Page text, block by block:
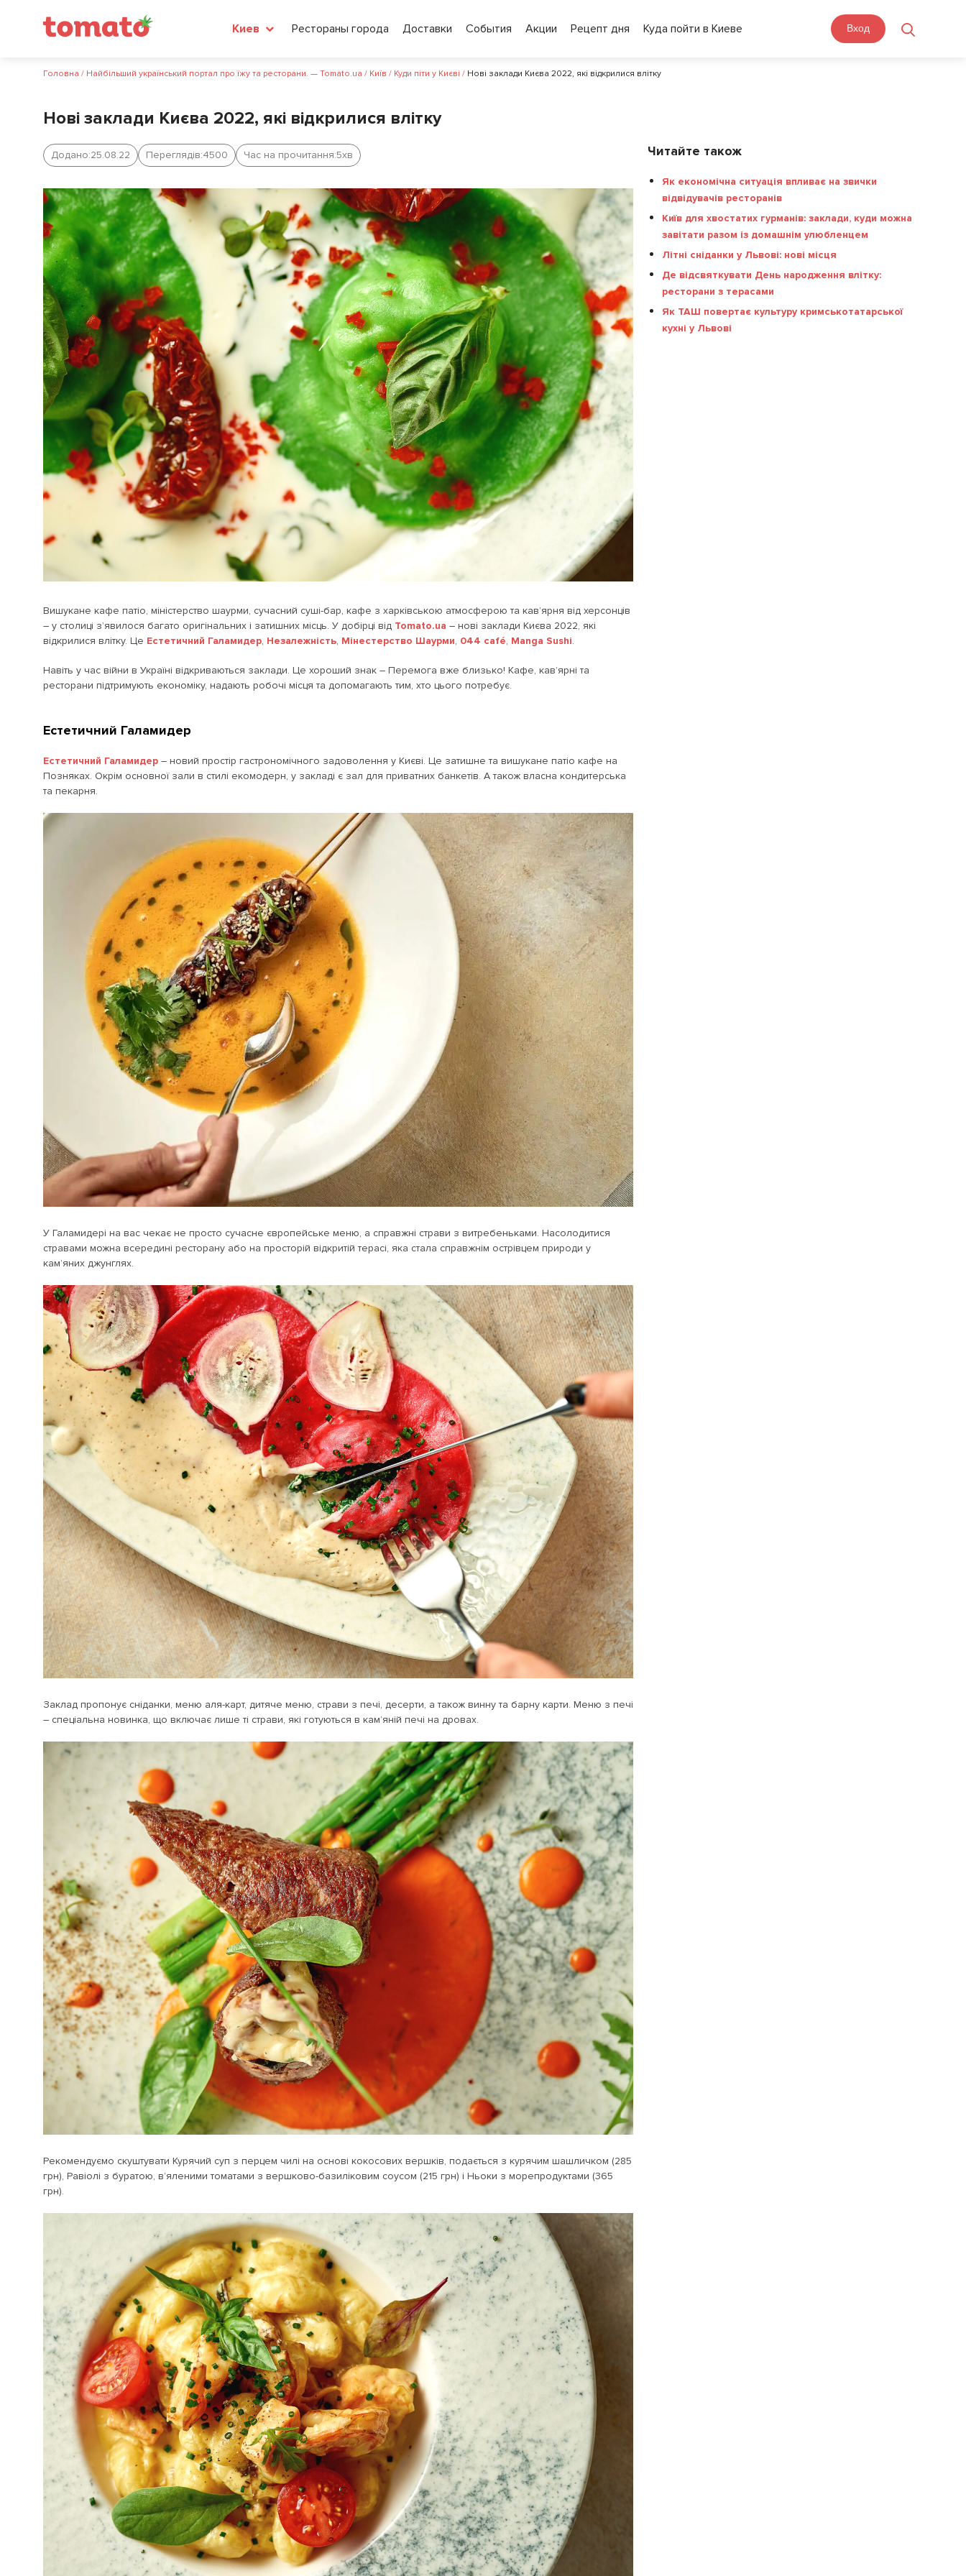
Киев Рестораны города Доставки События Акции Рецепт дня Куда пойти в Киеве Вход
Головна / Найбільший український портал про їжу та ресторани. — Tomato.ua / Київ / Куди піти у Києві / Нові заклади Києва 2022, які відкрилися влітку
Нові заклади Києва 2022, які відкрилися влітку
Додано:25.08.22 Переглядів:4500 Час на прочитання:5хв
Вишукане кафе патіо, міністерство шаурми, сучасний суші-бар, кафе з харківською атмосферою та кав’ярня від херсонців
– у столиці з’явилося багато оригінальних і затишних місць. У добірці від Tomato.ua – нові заклади Києва 2022, які
відкрилися влітку. Це Естетичний Галамидер, Незалежність, Мінестерство Шаурми, 044 café, Manga Sushi.
Навіть у час війни в Україні відкриваються заклади. Це хороший знак – Перемога вже близько! Кафе, кав’ярні та
ресторани підтримують економіку, надають робочі місця та допомагають тим, хто цього потребує.
Естетичний Галамидер
Естетичний Галамидер – новий простір гастрономічного задоволення у Києві. Це затишне та вишукане патіо кафе на
Позняках. Окрім основної зали в стилі екомодерн, у закладі є зал для приватних банкетів. А також власна кондитерська
та пекарня.
У Галамидері на вас чекає не просто сучасне європейське меню, а справжні страви з витребеньками. Насолодитися
стравами можна всередині ресторану або на просторій відкритій терасі, яка стала справжнім острівцем природи у
кам’яних джунглях.
Заклад пропонує сніданки, меню аля-карт, дитяче меню, страви з печі, десерти, а також винну та барну карти. Меню з печі
– спеціальна новинка, що включає лише ті страви, які готуються в кам’яній печі на дровах.
Рекомендуємо скуштувати Курячий суп з перцем чилі на основі кокосових вершків, подається з курячим шашличком (285
грн), Равіолі з буратою, в’яленими томатами з вершково-базиліковим соусом (215 грн) і Ньоки з морепродуктами (365
грн).
Читайте також
Як економічна ситуація впливає на звички
відвідувачів ресторанів
Київ для хвостатих гурманів: заклади, куди можна
завітати разом із домашнім улюбленцем
Літні сніданки у Львові: нові місця
Де відсвяткувати День народження влітку:
ресторани з терасами
Як ТАШ повертає культуру кримськотатарської
кухні у Львові